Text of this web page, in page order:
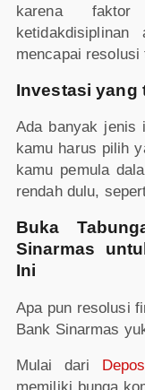
karena faktor
mencapai resolusi
Investasi yang
Ada banyak jenis
kamu harus pilih
kamu pemula
rendah dulu,
Buka
Sinarmas
Ini
Apa pun resolusi
Bank Sinarmas
Mulai dari